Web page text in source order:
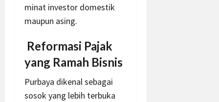
minat investor domestik
maupun asing.
Reformasi Pajak
yang Ramah Bisnis
Purbaya dikenal sebagai
sosok yang lebih terbuka